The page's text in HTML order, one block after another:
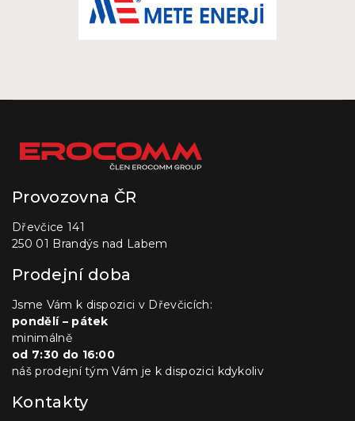
Provozovna ČR
Dřevčice 141
250 01 Brandýs nad Labem
Prodejní doba
Jsme Vám k dispozici v Dřevčicích:
pondělí – pátek
minimálně
od 7:30 do 16:00
náš prodejní tým Vám je k dispozici kdykoliv
Kontakty